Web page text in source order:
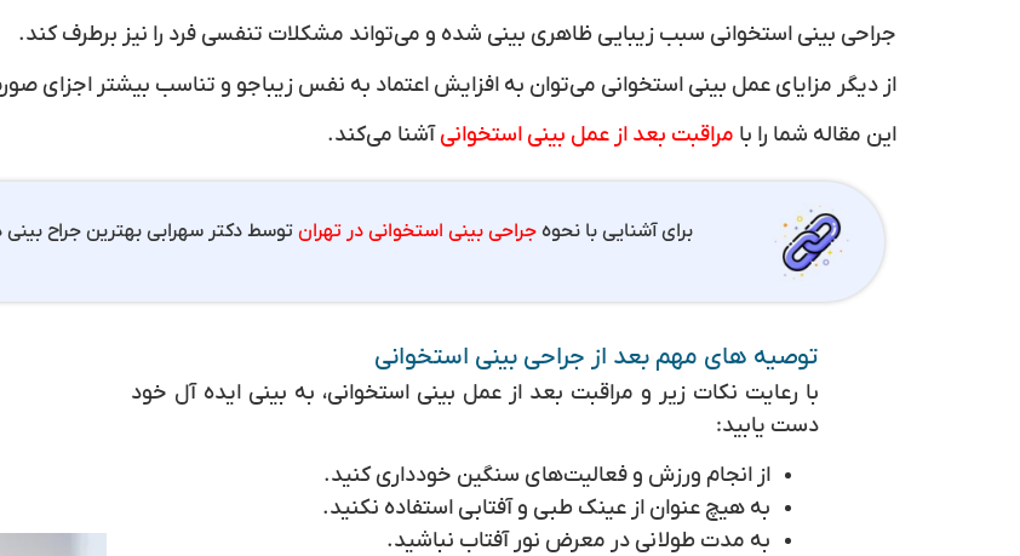
جراحی بینی استخوانی سبب زیبایی ظاهری بینی شده و می‌تواند مشکلات تنفسی فرد را نیز برطرف کند.
از دیگر مزایای عمل بینی استخوانی می‌توان به افزایش اعتماد به نفس زیباجو و تناسب بیشتر اجزای
این مقاله شما را با مراقبت‌ بعد از عمل بینی استخوانیآشنا می‌کند.
برای آشنایی با نحوهجراحی بینی استخوانی در تهران توسط دکتر سهرابی بهترین جراح بینی
توصیه های مهم بعد از جراحی بینی استخوانی
با رعایت نکات زیر و مراقبت بعد از عمل بینی استخوانی، به بینی ایده آل خود
دست یابید:
از انجام ورزش و فعالیت‌های سنگین خودداری کنید.
به هیچ عنوان از عینک طبی و آفتابی استفاده نکنید.
به مدت طولانی در معرض نور آفتاب نباشید.